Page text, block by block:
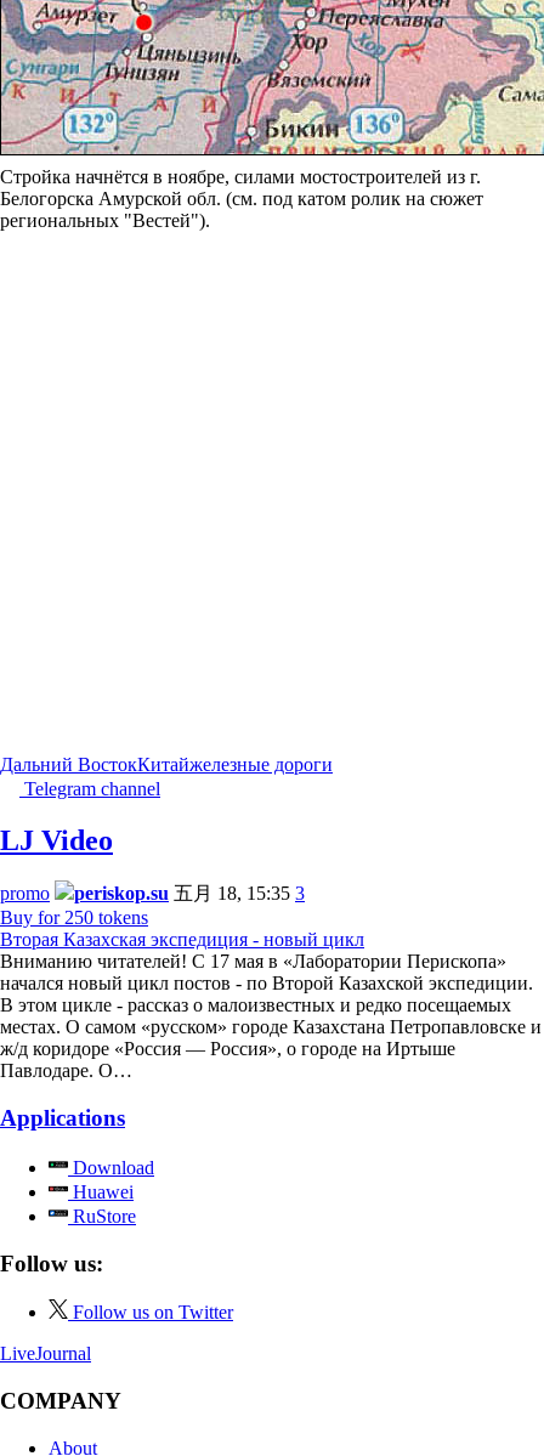
Стройка начнётся в ноябре, силами мостостроителей из г.
Белогорска Амурской обл. (см. под катом ролик на сюжет
региональных "Вестей").
Дальний ВостокКитайжелезные дороги
Telegram channel
LJ Video
promo periskop.su 五月 18, 15:35 3
Buy for 250 tokens
Вторая Казахская экспедиция - новый цикл
Вниманию читателей! С 17 мая в «Лаборатории Перископа»
начался новый цикл постов - по Второй Казахской экспедиции.
В этом цикле - рассказ о малоизвестных и редко посещаемых
местах. О самом «русском» городе Казахстана Петропавловске и
ж/д коридоре «Россия — Россия», о городе на Иртыше
Павлодаре. О…
Applications
Download
Huawei
RuStore
Follow us:
Follow us on Twitter
LiveJournal
COMPANY
About